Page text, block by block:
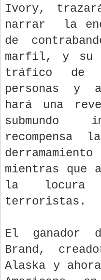
Ivory,
narrar la
de
marfil, y su
tráfico de
personas y
hará una
submundo
mientras que
la locura
terroristas.
El ganador
Brand,
Alaska y